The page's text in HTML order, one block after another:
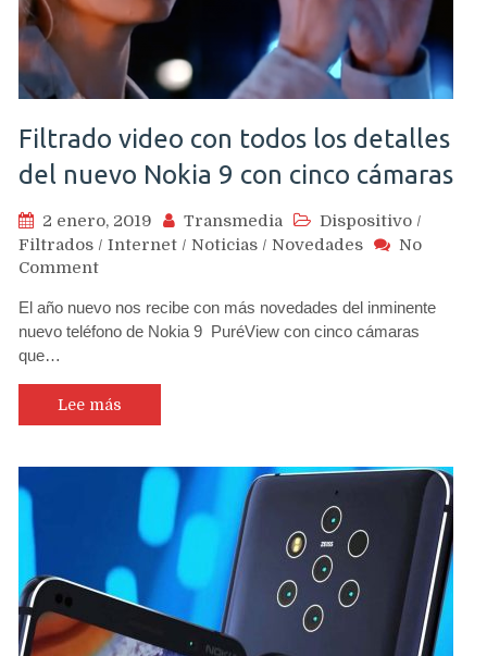
Filtrado video con todos los detalles
del nuevo Nokia 9 con cinco cámaras
2 enero, 2019 Transmedia Dispositivo /
Filtrados / Internet / Noticias / Novedades
No
Commenton
video
con
los
detalles
del
Nokia
cinco
cámaras
El año nuevo nos recibe con más novedades del inminente
nuevo teléfono de Nokia 9 PuréView con cinco cámaras
que…
Lee más